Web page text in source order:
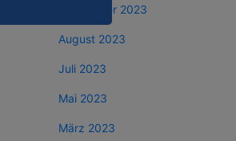
September 2023
August 2023
Juli 2023
Mai 2023
März 2023